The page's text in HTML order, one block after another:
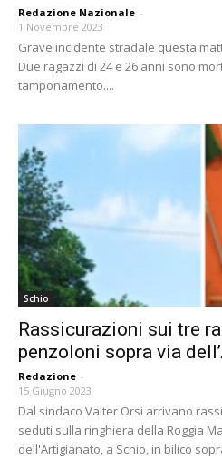
Redazione Nazionale -
1 Novembre 2023
Grave incidente stradale questa
Due ragazzi di 24 e 26 anni sono
tamponamento....
Schio
Rassicurazioni sui tre
penzoloni sopra via
Redazione -
15 Giugno 2023
Dal sindaco Valter Orsi arrivano
seduti sulla ringhiera della Roggia
dell'Artigianato, a Schio, in bilico